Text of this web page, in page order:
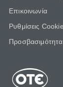
Επικοινωνία
Ρυθμίσεις
Προσβασιμότητα